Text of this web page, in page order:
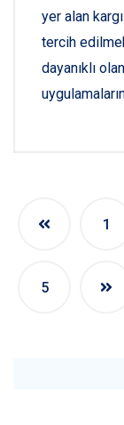
yer alan
tercih
dayanıklı
1
5